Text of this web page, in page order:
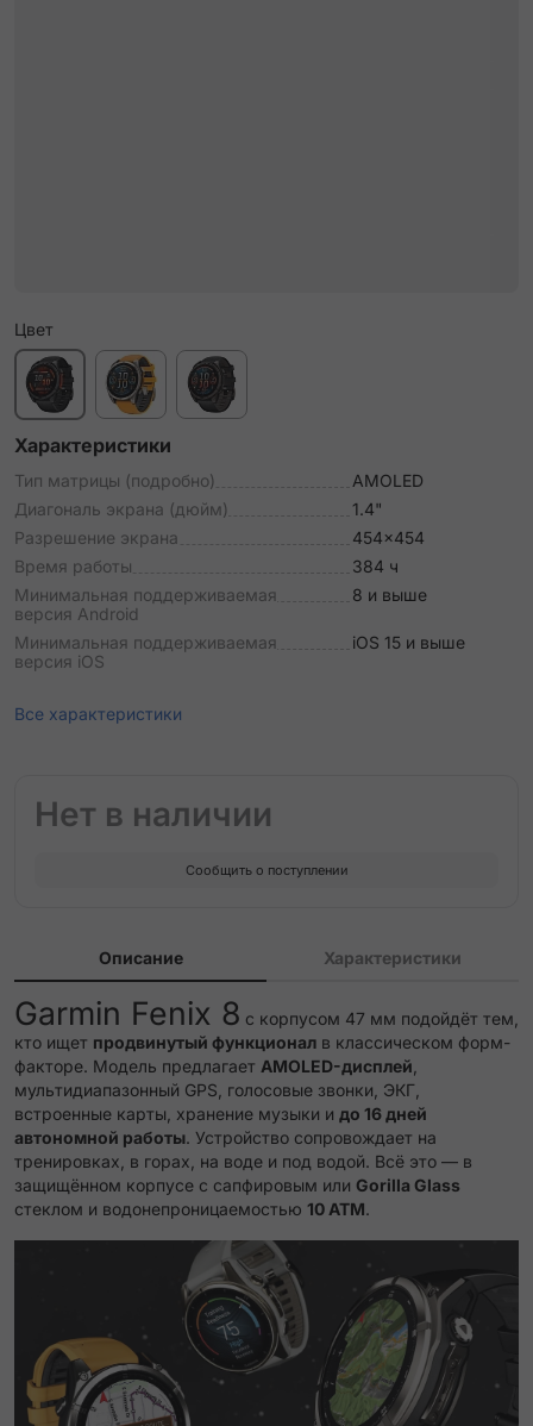
Цвет
Характеристики
Тип матрицы (подробно)
AMOLED
Диагональ экрана (дюйм)
1.4"
Разрешение экрана
454x454
Время работы
384 ч
Минимальная поддерживаемая
версия Android
8 и выше
Минимальная поддерживаемая
версия iOS
iOS 15 и выше
Все характеристики
Нет в наличии
Сообщить о поступлении
Описание Характеристики
Garmin Fenix 8 с корпусом 47 мм подойдёт тем,
кто ищет продвинутый функционал в классическом форм-
факторе. Модель предлагает AMOLED-дисплей
мультидиапазонный GPS, голосовые звонки, ЭКГ,
встроенные карты, хранение музыки и до 16 дней
автономной работы. Устройство сопровождает на
тренировках, в горах, на воде и под водой. Всё это — в
защищённом корпусе с сапфировым или Gorilla Glass
стеклом и водонепроницаемостью 10 ATM.